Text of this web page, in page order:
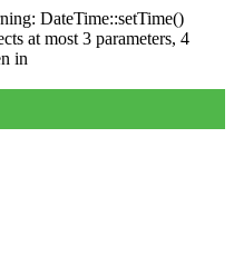
DateTime::setTime()
at most 3 parameters, 4
in